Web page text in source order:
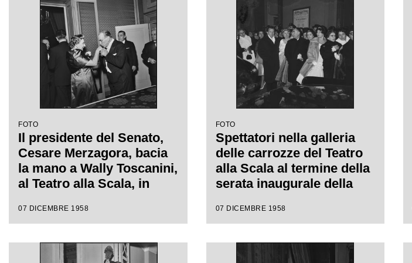
Wallmann, che inaugura la
stagione lirica 1958-1959
regia di Margherita
Wallmann
FOTO
Il presidente del Senato,
Cesare Merzagora, bacia
la mano a Wally Toscanini,
al Teatro alla Scala, in
inaugurale della stagione
l'opera "Turandot" di
Giacomo Puccini, diretta
07 DICEMBRE 1958
FOTO
Spettatori nella galleria
delle carrozze del Teatro
alla Scala al termine della
serata inaugurale della
con l'opera "Turandot", di
da Antonino Votto con la
regia di Margherita
07 DICEMBRE 1958